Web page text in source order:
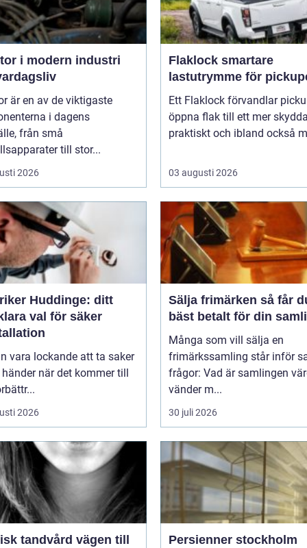
i modern industri
är en av de viktigaste
i dagens
från små
till stor...
2026
Flaklock smartare
lastutrymme för
Ett Flaklock förvandlar
öppna flak till ett mer
praktiskt och ibland också
03 augusti 2026
Huddinge: ditt
val för säker
vara lockande att ta saker
när det kommer till
2026
Sälja frimärken så får du
bäst betalt för din
Många som vill sälja en
frimärkssamling står inför
frågor: Vad är samlingen
vänder m...
30 juli 2026
vägen till
Persienner stockholm